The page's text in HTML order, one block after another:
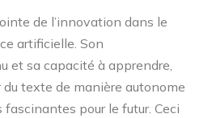
de l’innovation dans le
artificielle. Son
et sa capacité à apprendre,
texte de manière autonome
pour le futur. Ceci